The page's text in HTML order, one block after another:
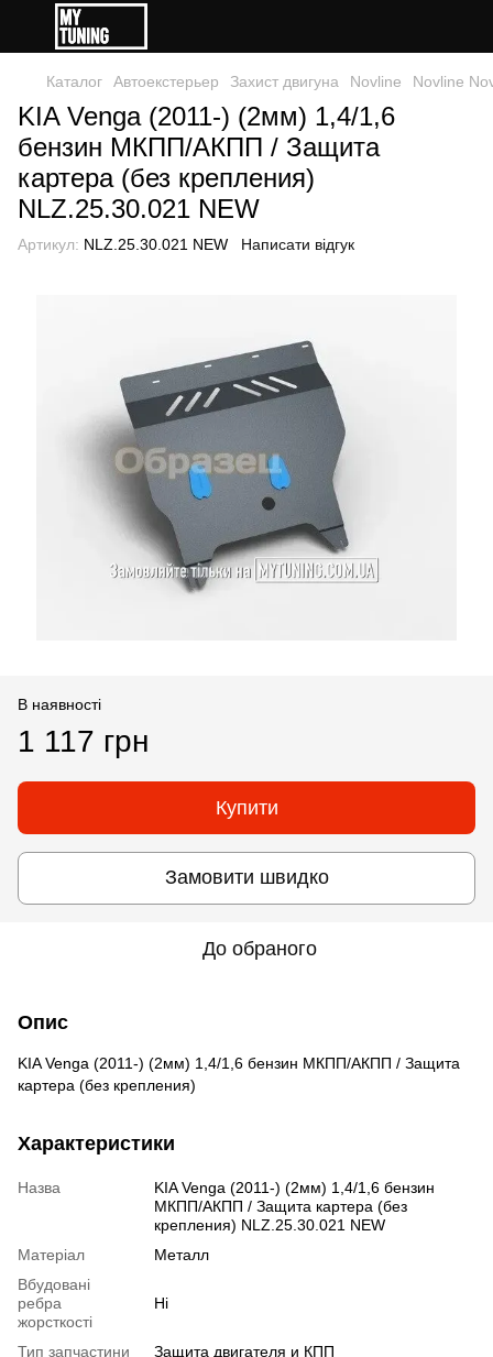
Каталог Автоекстерьер Захист двигуна Novline Novline
KIA Venga (2011-) (2мм) 1,4/1,6
бензин МКПП/АКПП / Защита
картера (без крепления)
NLZ.25.30.021 NEW
Артикул: NLZ.25.30.021 NEW Написати відгук
В наявності
1 117 грн
Купити
Замовити швидко
До обраного
Опис
KIA Venga (2011-) (2мм) 1,4/1,6 бензин МКПП/АКПП / Защита
картера (без крепления)
Характеристики
Назва
KIA Venga (2011-) (2мм) 1,4/1,6 бензин
МКПП/АКПП / Защита картера (без
крепления) NLZ.25.30.021 NEW
Матеріал
Металл
Вбудовані
ребра
жорсткості
Ні
Тип запчастини Защита двигателя и КПП